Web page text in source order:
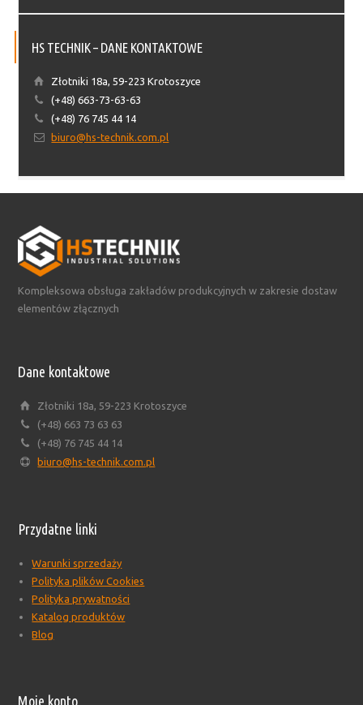
HS TECHNIK – DANE KONTAKTOWE
Złotniki 18a, 59-223 Krotoszyce
(+48) 663-73-63-63
(+48) 76 745 44 14
biuro@hs-technik.com.pl
Kompleksowa obsługa zakładów produkcyjnych w zakresie dostaw
elementów złącznych
Dane kontaktowe
Złotniki 18a, 59-223 Krotoszyce
(+48) 663 73 63 63
(+48) 76 745 44 14
biuro@hs-technik.com.pl
Przydatne linki
Warunki sprzedaży
Polityka plików Cookies
Polityka prywatności
Katalog produktów
Blog
Moje konto